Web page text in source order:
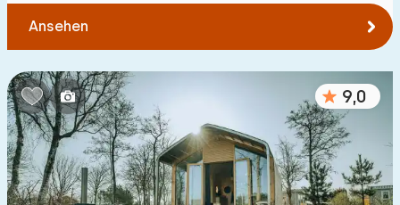
Ansehen
9,0